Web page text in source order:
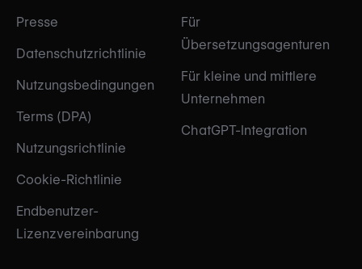
Presse
Datenschutzrichtlinie
Nutzungsbedingungen
Terms (DPA)
Nutzungsrichtlinie
Cookie-Richtlinie
Endbenutzer-
Lizenzvereinbarung
Für
Übersetzungsagenturen
Für kleine und mittlere
Unternehmen
ChatGPT-Integration